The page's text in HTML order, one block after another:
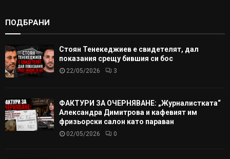
ПОДБРАНИ
Стоян Тенекеджиев е свидетелят, дал
показания срещу бившия си бос
22/05/2026 3
ФАКТУРИ ЗА ОЧЕРНЯВАНЕ: „Журналистката“
Александра Димитрова и кафевият им
фризьорски салон като параван
02/05/2026 0